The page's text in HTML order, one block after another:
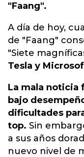
"Faang".
A día de hoy,
de "Faang"
"Siete
Tesla y
La mala noticia
bajo
dificultades
top. Sin
a sus años
nuevo nivel de